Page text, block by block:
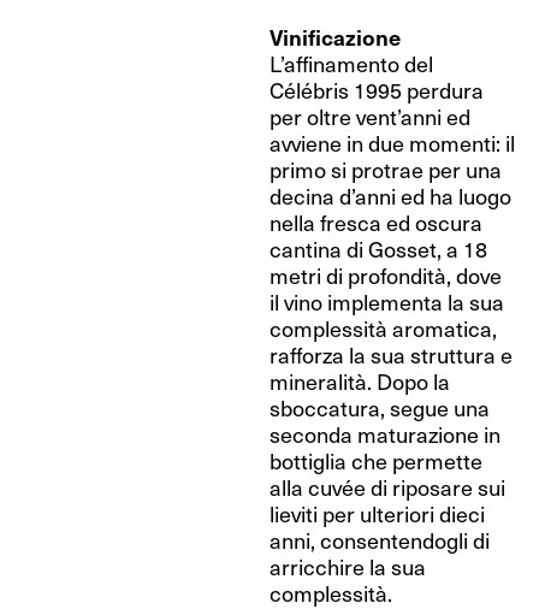
Vinificazione
L’affinamento del
Célébris 1995 perdura
per oltre vent’anni ed
avviene in due momenti: il
primo si protrae per una
decina d’anni ed ha luogo
nella fresca ed oscura
cantina di Gosset, a 18
metri di profondità, dove
il vino implementa la sua
complessità aromatica,
rafforza la sua struttura e
mineralità. Dopo la
sboccatura, segue una
seconda maturazione in
bottiglia che permette
alla cuvée di riposare sui
lieviti per ulteriori dieci
anni, consentendogli di
arricchire la sua
complessità.